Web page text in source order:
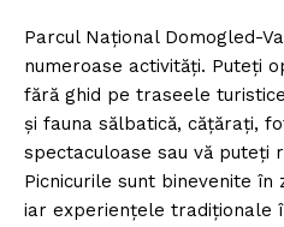
Parcul Național Domogled-
numeroase activități. Puteți
fără ghid pe traseele
și fauna sălbatică, cățărați,
spectaculoase sau vă puteți
Picnicurile sunt binevenite în
iar experiențele tradiționale